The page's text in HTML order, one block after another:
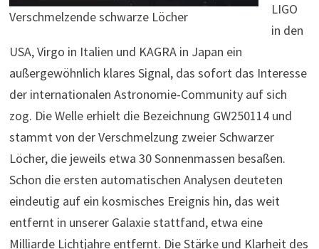
Verschmelzende schwarze Löcher
LIGO
in den
USA, Virgo in Italien und KAGRA in Japan ein
außergewöhnlich klares Signal, das sofort das Interesse
der internationalen Astronomie-Community auf sich
zog. Die Welle erhielt die Bezeichnung GW250114 und
stammt von der Verschmelzung zweier Schwarzer
Löcher, die jeweils etwa 30 Sonnenmassen besaßen.
Schon die ersten automatischen Analysen deuteten
eindeutig auf ein kosmisches Ereignis hin, das weit
entfernt in unserer Galaxie stattfand, etwa eine
Milliarde Lichtjahre entfernt. Die Stärke und Klarheit des